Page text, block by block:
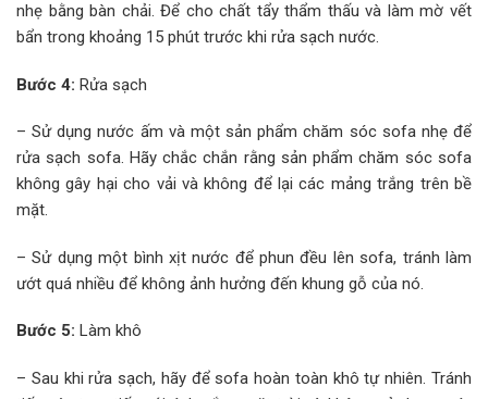
nhẹ bằng bàn chải. Để cho chất tẩy thẩm thấu và làm mờ vết
bẩn trong khoảng 15 phút trước khi rửa sạch nước.
Bước 4: Rửa sạch
– Sử dụng nước ấm và một sản phẩm chăm sóc sofa nhẹ để
rửa sạch sofa. Hãy chắc chắn rằng sản phẩm chăm sóc sofa
không gây hại cho vải và không để lại các mảng trắng trên bề
mặt.
– Sử dụng một bình xịt nước để phun đều lên sofa, tránh làm
ướt quá nhiều để không ảnh hưởng đến khung gỗ của nó.
Bước 5: Làm khô
– Sau khi rửa sạch, hãy để sofa hoàn toàn khô tự nhiên. Tránh